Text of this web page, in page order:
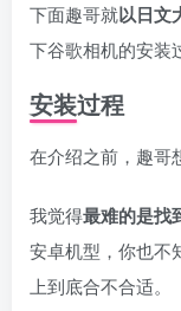
下面趣哥就以日文
下谷歌相机的安装
安装过程
在介绍之前，趣哥
我觉得最难的是找
安卓机型，你也不
上到底合不合适。